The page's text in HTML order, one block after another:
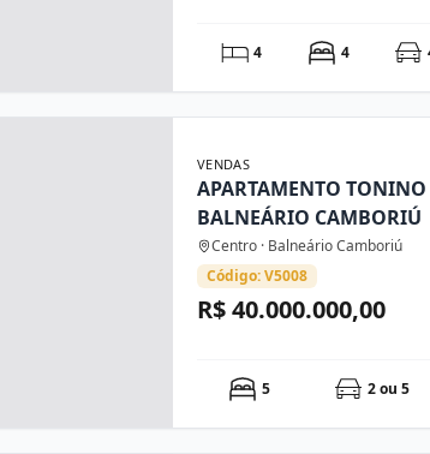
4 4
VENDAS
APARTAMENTO
BALNEÁRIO CAMBORIÚ
Centro · Balneário Camboriú
Código: V5008
R$ 40.000.000,00
5 2 ou 5